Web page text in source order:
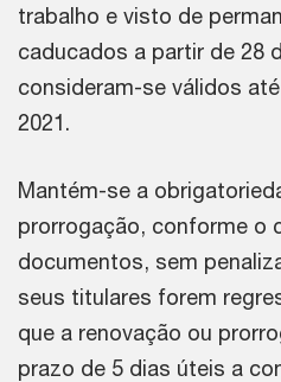
trabalho e visto de
caducados a partir de 28
consideram-se válidos
2021.
Mantém-se a
prorrogação, conforme o
documentos, sem
seus titulares forem
que a renovação ou
prazo de 5 dias úteis a